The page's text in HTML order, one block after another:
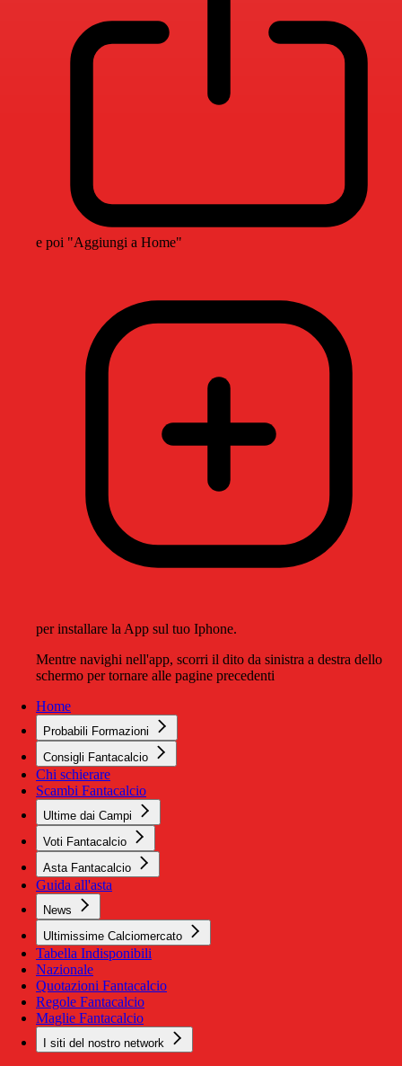
e poi "Aggiungi a Home"
per installare la App sul tuo Iphone.
Mentre navighi nell'app, scorri il dito da sinistra a destra dello
schermo per tornare alle pagine precedenti
Home
Probabili Formazioni
Consigli Fantacalcio
Chi schierare
Scambi Fantacalcio
Ultime dai Campi
Voti Fantacalcio
Asta Fantacalcio
Guida all'asta
News
Ultimissime Calciomercato
Tabella Indisponibili
Nazionale
Quotazioni Fantacalcio
Regole Fantacalcio
Maglie Fantacalcio
I siti del nostro network